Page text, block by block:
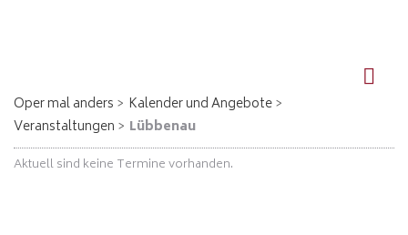
Oper mal anders
Kalender und Angebote
Veranstaltungen
Lübbenau
Aktuell sind keine Termine vorhanden.